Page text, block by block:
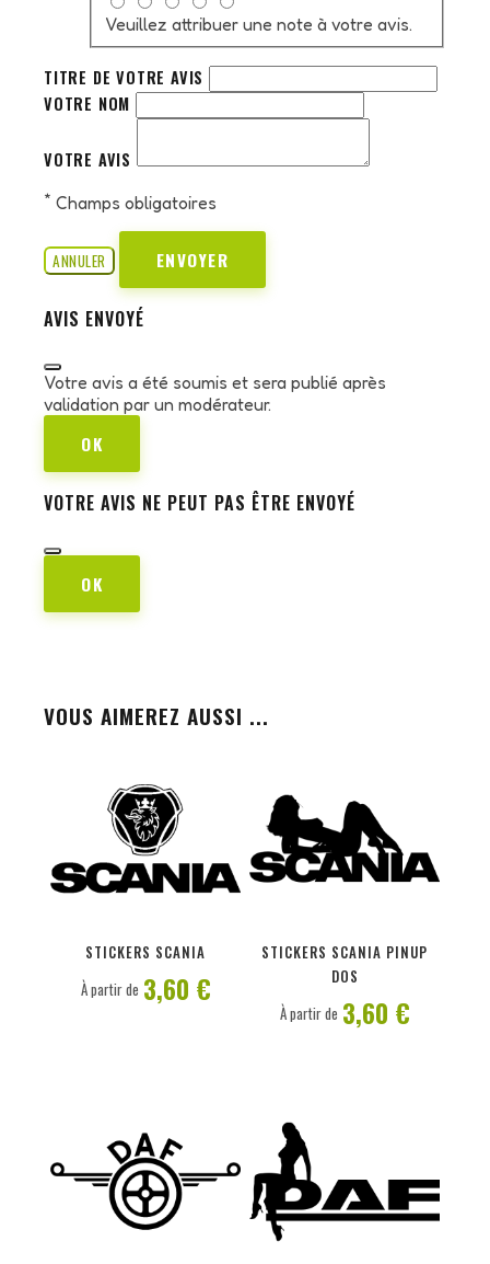
Veuillez attribuer une note à votre avis.
TITRE DE VOTRE AVIS
VOTRE NOM
VOTRE AVIS
* Champs obligatoires
ANNULER ENVOYER
AVIS ENVOYÉ
Votre avis a été soumis et sera publié après
validation par un modérateur.
OK
VOTRE AVIS NE PEUT PAS ÊTRE ENVOYÉ
OK
VOUS AIMEREZ AUSSI ...
STICKERS SCANIA
À partir de 3,60 €
STICKERS SCANIA PINUP
DOS
À partir de 3,60 €